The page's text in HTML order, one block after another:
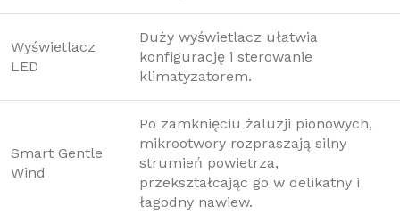
Wyświetlacz
LED
Duży wyświetlacz ułatwia
konfigurację i sterowanie
klimatyzatorem.
Smart Gentle
Wind
Po zamknięciu żaluzji pionowych,
mikrootwory rozpraszają silny
strumień powietrza,
przekształcając go w delikatny i
łagodny nawiew.